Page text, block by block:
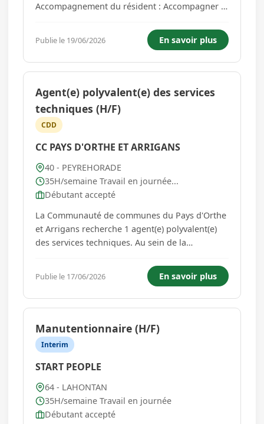
Accompagnement du résident : Accompagner le
Mise en place d'actions éducatives et
thérapeutiques pour maintenir voire
développer l'autonomie du résid...
Publie le 19/06/2026 En savoir plus
Agent(e) polyvalent(e) des services
techniques (H/F)
CDD
CC PAYS D'ORTHE ET ARRIGANS
40 - PEYREHORADE
35H/semaine Travail en journée...
Débutant accepté
La Communauté de communes du Pays d'Orthe
et Arrigans recherche 1 agent(e) polyvalent(e)
des services techniques. Au sein de la
Arrigans, sous la supervision du responsable de
pôle, l'agent(e) technique polyvalent assure
principalement l'entretien et la m...
Publie le 17/06/2026 En savoir plus
Manutentionnaire (H/F)
Interim
START PEOPLE
64 - LAHONTAN
35H/semaine Travail en journée
Débutant accepté